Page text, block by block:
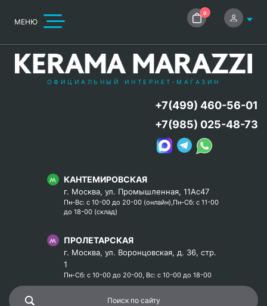
МЕНЮ
0
ОФИЦИАЛЬНЫЙ ИНТЕРНЕТ-МАГАЗИН
КАНТЕМИРОВСКАЯ
г. Москва, ул. Промышленная, 11Ас47
Пн-Вс: с 10-00 до 20-00 (онлайн),Пн-Сб: с 11-00
до 18-00 (склад)
ПРОЛЕТАРСКАЯ
г. Москва, ул. Воронцовская, д. 36, стр.
1
Пн-Сб: с 10-00 до 20-00, Вс: с 10-00 до 18-00
+7(499) 460-56-01
+7(985) 025-48-73